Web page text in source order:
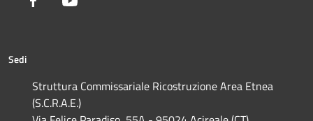
Sedi
Struttura Commissariale Ricostruzione Area Etnea
(S.C.R.A.E.)